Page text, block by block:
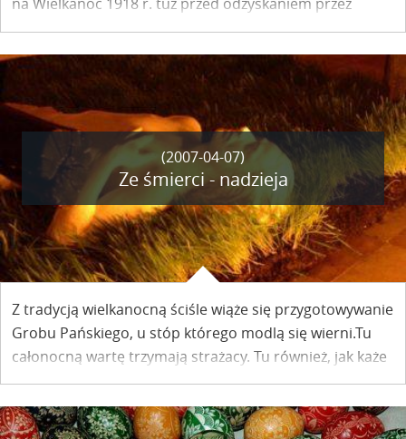
Polskę niepodległości.
Dziękujemy Marii B. Bednarz z Biblioteki Narodowej za
jego udostępnienie.
(2007-04-07)
Ze śmierci - nadzieja
Z tradycją wielkanocną ściśle wiąże się przygotowywanie
Grobu Pańskiego, u stóp którego modlą się wierni.Tu
całonocną wartę trzymają strażacy. Tu również, jak każe
tradycja, można do skarbony złożyć ofiarę na pomoc
ubogim, dawniej zbieraną przez panie z towarzystwa.
Kazimierski Grób Pański jako co roku przygotował